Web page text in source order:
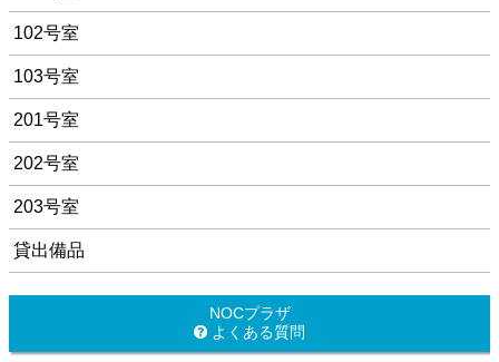
102号室
103号室
201号室
202号室
203号室
貸出備品
NOCプラザ
よくある質問